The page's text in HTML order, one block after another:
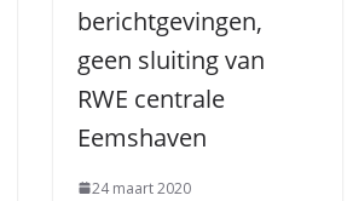
berichtgevingen,
geen sluiting van
RWE centrale
Eemshaven
24 maart 2020